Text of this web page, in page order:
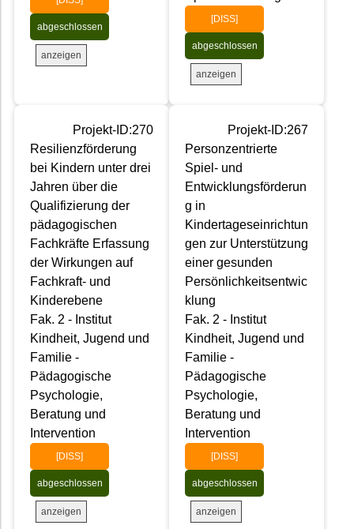
abgeschlossen
anzeigen
[DISS]
abgeschlossen
anzeigen
Projekt-ID:270
Resilienzförderung
bei Kindern unter drei
Jahren über die
Qualifizierung der
pädagogischen
Fachkräfte Erfassung
der Wirkungen auf
Fachkraft- und
Kinderebene
Fak. 2 - Institut
Kindheit, Jugend und
Familie -
Pädagogische
Psychologie,
Beratung und
Intervention
[DISS]
abgeschlossen
anzeigen
Projekt-ID:267
Personzentrierte
Spiel- und
Entwicklungsförderun
g in
Kindertageseinrichtun
gen zur Unterstützung
einer gesunden
Persönlichkeitsentwic
klung
Fak. 2 - Institut
Kindheit, Jugend und
Familie -
Pädagogische
Psychologie,
Beratung und
Intervention
[DISS]
abgeschlossen
anzeigen